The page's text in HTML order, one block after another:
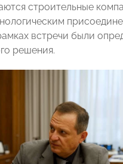
строительные
встречи были
решения.